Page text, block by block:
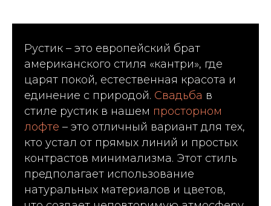
Рустик – это европейский брат
американского стиля «кантри», где
царят покой, естественная красота и
единение с природой. Свадьба в
стиле рустик в нашем просторном
лофте – это отличный вариант для тех,
кто устал от прямых линий и простых
контрастов минимализма. Этот стиль
предполагает использование
натуральных материалов и цветов,